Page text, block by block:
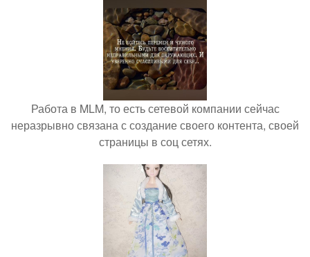
Работа в MLM, то есть сетевой компании сейчас
неразрывно связана с создание своего контента, своей
страницы в соц сетях.